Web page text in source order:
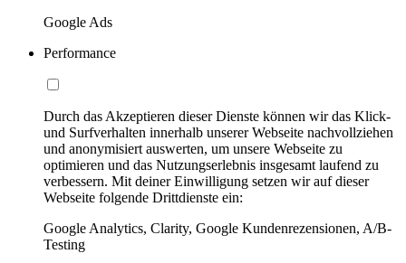
Google Ads
Performance
Durch das Akzeptieren dieser Dienste können wir das Klick-
und Surfverhalten innerhalb unserer Webseite nachvollziehen
und anonymisiert auswerten, um unsere Webseite zu
optimieren und das Nutzungserlebnis insgesamt laufend zu
verbessern. Mit deiner Einwilligung setzen wir auf dieser
Webseite folgende Drittdienste ein:
Google Analytics, Clarity, Google Kundenrezensionen, A/B-
Testing